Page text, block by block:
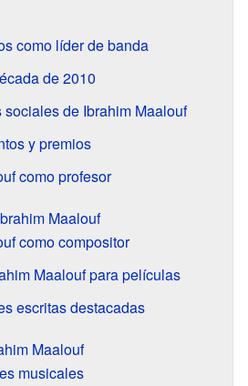
como líder de banda
de 2010
de Ibrahim Maalouf
y premios
como profesor
Maalouf
como compositor
Maalouf para películas
escritas destacadas
Maalouf
musicales